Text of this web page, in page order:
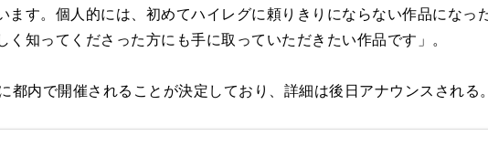
す。個人的には、初めてハイレグに頼りきりにならない作品にな
知ってくださった方にも手に取っていただきたい作品です」。
内で開催されることが決定しており、詳細は後日アナウンスされる